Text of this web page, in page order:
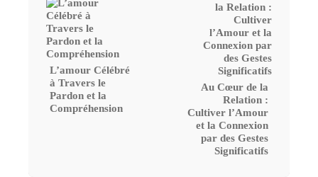
L’amour Célébré
à Travers le
Pardon et la
Compréhension
Au Cœur de la
Relation :
Cultiver l’Amour
et la Connexion
par des Gestes
Significatifs